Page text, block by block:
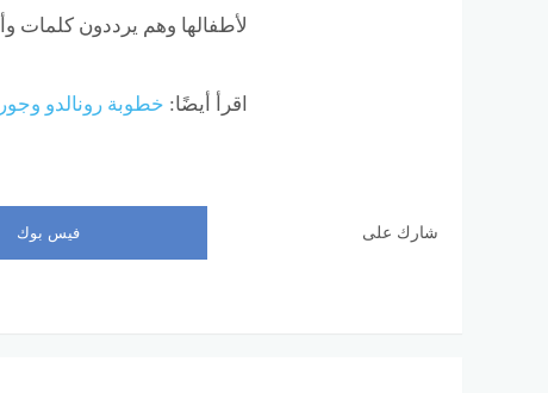
لأطفالها وهم يرددون كلمات
اقرأ أيضًا: خطوبة رونالدو
شارك على فيس بوك